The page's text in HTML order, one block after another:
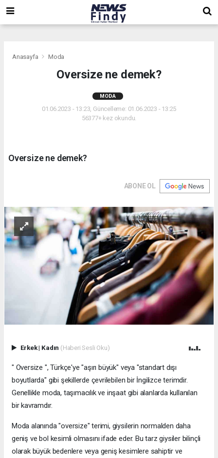
Anasayfa Moda
Oversize ne demek?
MODA
01.06.2023 - 13:23, Güncelleme: 01.06.2023 - 13:25
56377+ kez okundu.
Oversize ne demek?
ABONE OL
Erkek| Kadın (Haberi Sesli Oku)
" Oversize ", Türkçe'ye "aşırı büyük" veya "standart dışı
boyutlarda" gibi şekillerde çevrilebilen bir İngilizce terimdir.
Genellikle moda, taşımacılık ve inşaat gibi alanlarda kullanılan
bir kavramdır.
Moda alanında "oversize" terimi, giysilerin normalden daha
geniş ve bol kesimli olmasını ifade eder. Bu tarz giysiler bilinçli
olarak büyük bedenlere veya geniş kesimlere sahiptir ve